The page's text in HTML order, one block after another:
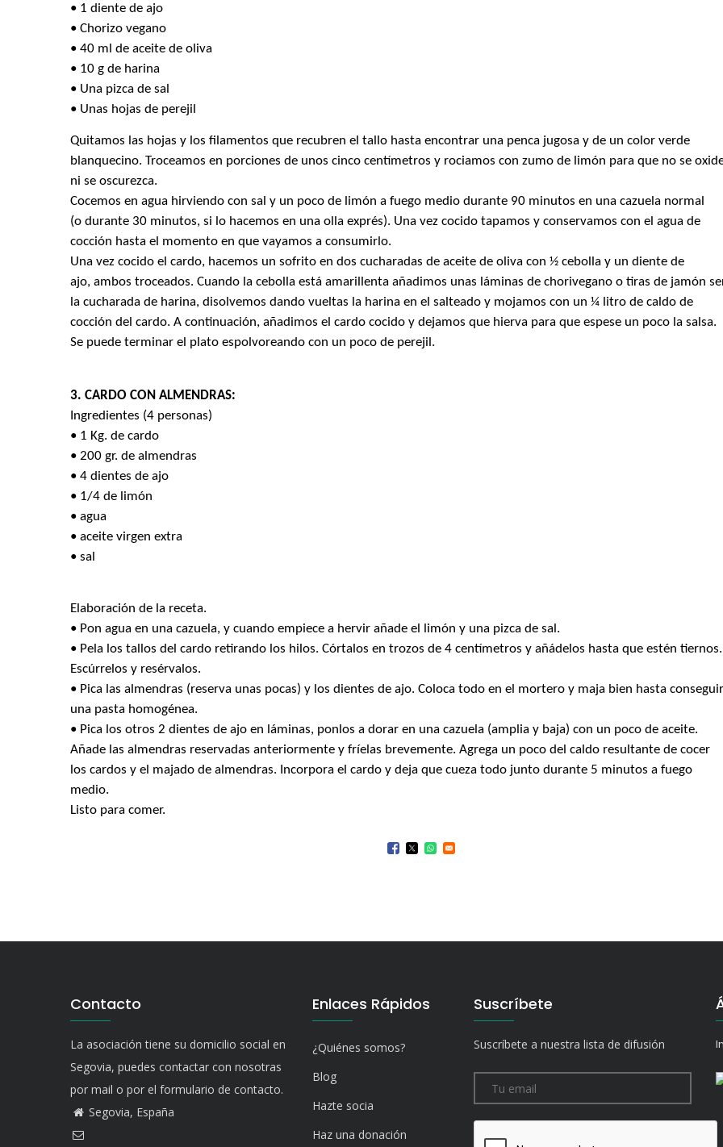
• 1 diente de ajo
• Chorizo vegano
• 40 ml de aceite de oliva
• 10 g de harina
• Una pizca de sal
• Unas hojas de perejil
Quitamos las hojas y los filamentos que recubren el tallo hasta encontrar una penca jugosa y de un color verde
blanquecino. Troceamos en porciones de unos cinco centímetros y rociamos con zumo de limón para que no se
ni se oscurezca.
Cocemos en agua hirviendo con sal y un poco de limón a fuego medio durante 90 minutos en una cazuela normal
(o durante 30 minutos, si lo hacemos en una olla exprés). Una vez cocido tapamos y conservamos con el agua de
cocción hasta el momento en que vayamos a consumirlo.
Una vez cocido el cardo, hacemos un sofrito en dos cucharadas de aceite de oliva con ½ cebolla y un diente de
ajo, ambos troceados. Cuando la cebolla está amarillenta añadimos unas láminas de chorivegano o tiras de jamón
la cucharada de harina, disolvemos dando vueltas la harina en el salteado y mojamos con un ¼ litro de caldo de
cocción del cardo. A continuación, añadimos el cardo cocido y dejamos que hierva para que espese un poco la salsa.
Se puede terminar el plato espolvoreando con un poco de perejil.
3. CARDO CON ALMENDRAS:
Ingredientes (4 personas)
• 1 Kg. de cardo
• 200 gr. de almendras
• 4 dientes de ajo
• 1/4 de limón
• agua
• aceite virgen extra
• sal
Elaboración de la receta.
• Pon agua en una cazuela, y cuando empiece a hervir añade el limón y una pizca de sal.
• Pela los tallos del cardo retirando los hilos. Córtalos en trozos de 4 centímetros y añádelos hasta que estén tiernos.
Escúrrelos y resérvalos.
• Pica las almendras (reserva unas pocas) y los dientes de ajo. Coloca todo en el mortero y maja bien hasta conseguir
una pasta homogénea.
• Pica los otros 2 dientes de ajo en láminas, ponlos a dorar en una cazuela (amplia y baja) con un poco de aceite.
Añade las almendras reservadas anteriormente y fríelas brevemente. Agrega un poco del caldo resultante de cocer
los cardos y el majado de almendras. Incorpora el cardo y deja que cueza todo junto durante 5 minutos a fuego
medio.
Listo para comer.
Contacto
La asociación tiene su domicilio social en
Segovia, puedes contactar con nosotras
por mail o por el formulario de contacto.
Segovia, España
Enlaces Rápidos
¿Quiénes somos?
Blog
Hazte socia
Haz una donación
Suscríbete
Suscríbete a nuestra lista de difusión